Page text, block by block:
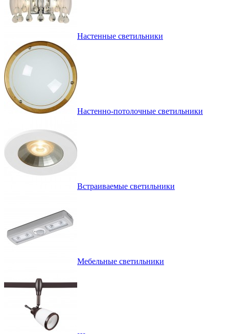
Настенные светильники
Настенно-потолочные светильники
Встраиваемые светильники
Мебельные светильники